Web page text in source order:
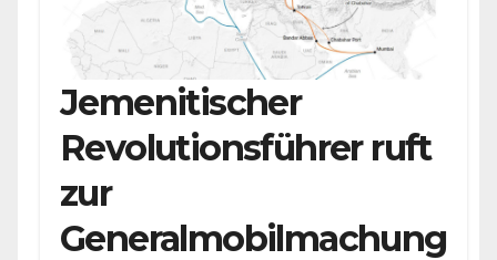
Jemenitischer
Revolutionsführer ruft
zur
Generalmobilmachung